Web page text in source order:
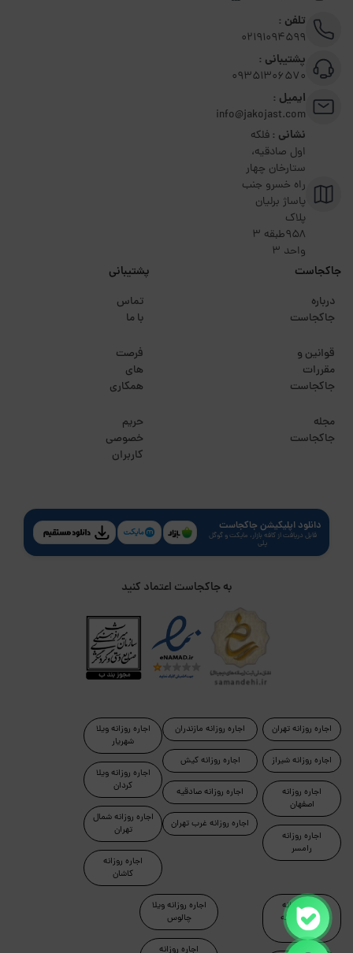
تلفن :
02191094599
پشتیبانی :
09351306570
ایمیل :
info@jakojast.com
نشانی :فلکه
اول صادقیه،
ستارخان چهار
راه خسرو جنب
پاساژ برلیان
پلاک
۹۵۸طبقه 3
واحد 3
جاکجاست
درباره
جاکجاست
قوانین و
مقررات
جاکجاست
مجله
جاکجاست
پشتیبانی
تماس
با ما
فرصت
های
همکاری
حریم
خصوصی
کاربران
دانلود اپلیکیشن جاکجاست
قابل دریافت از کافه بازار، مایکت و گوگل
پلی
به جاکجاست اعتماد کنید
اجاره روزانه تهران
اجاره روزانه شیراز
اجاره روزانه
اصفهان
اجاره روزانه
رامسر
اجاره روزانه مازندران
اجاره روزانه کیش
اجاره روزانه صادقیه
اجاره روزانه غرب تهران
اجاره روزانه ویلا
شهریار
اجاره روزانه ویلا
کردان
اجاره روزانه شمال
تهران
اجاره روزانه
کاشان
اجاره روزانه
آپارتمان مبله
تهران
اجاره روزانه ویلا
چالوس
اجاره روزانه